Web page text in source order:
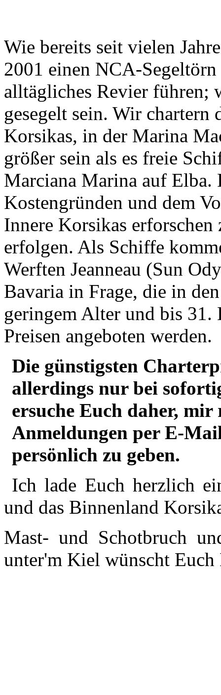
Wie bereits seit vielen
2001 einen NCA-
alltägliches Revier führen;
gesegelt sein. Wir
Korsikas, in der Marina
größer sein als es freie
Marciana Marina auf Elba.
Kostengründen und dem
Innere Korsikas
erfolgen. Als Schiffe
Werften Jeanneau (Sun
Bavaria in Frage, die in
geringem Alter und bis 31.
Preisen angeboten werden.
Die günstigsten
allerdings nur bei
ersuche Euch daher,
Anmeldungen per E-
persönlich zu geben.
Ich lade Euch herzlich
und das Binnenland
Mast- und Schotbruch
unter'm Kiel wünscht Euch